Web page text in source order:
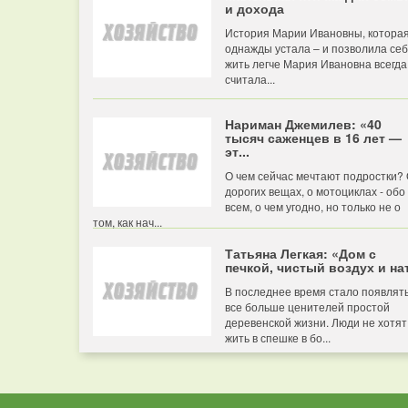
и дохода
История Марии Ивановны, которая
однажды устала – и позволила
жить легче Мария Ивановна всегда
считала...
Нариман Джемилев: «40
тысяч саженцев в 16 лет —
эт...
О чем сейчас мечтают подростки?
дорогих вещах, о мотоциклах - обо
всем, о чем угодно, но только не о
том, как нач...
Татьяна Легкая: «Дом с
печкой, чистый воздух и
В последнее время стало
все больше ценителей простой
деревенской жизни. Люди не хотят
жить в спешке в бо...